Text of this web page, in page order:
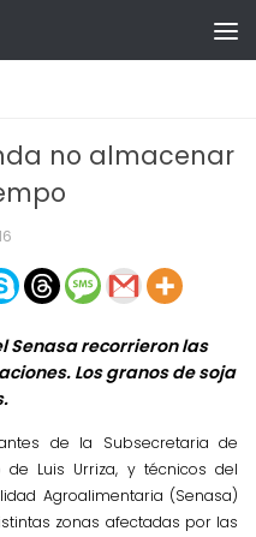
no almacenar
Senasa recorrieron las
Los granos de soja
de la Subsecretaria de
Luis Urriza, y técnicos del
Agroalimentaria (Senasa)
zonas afectadas por las